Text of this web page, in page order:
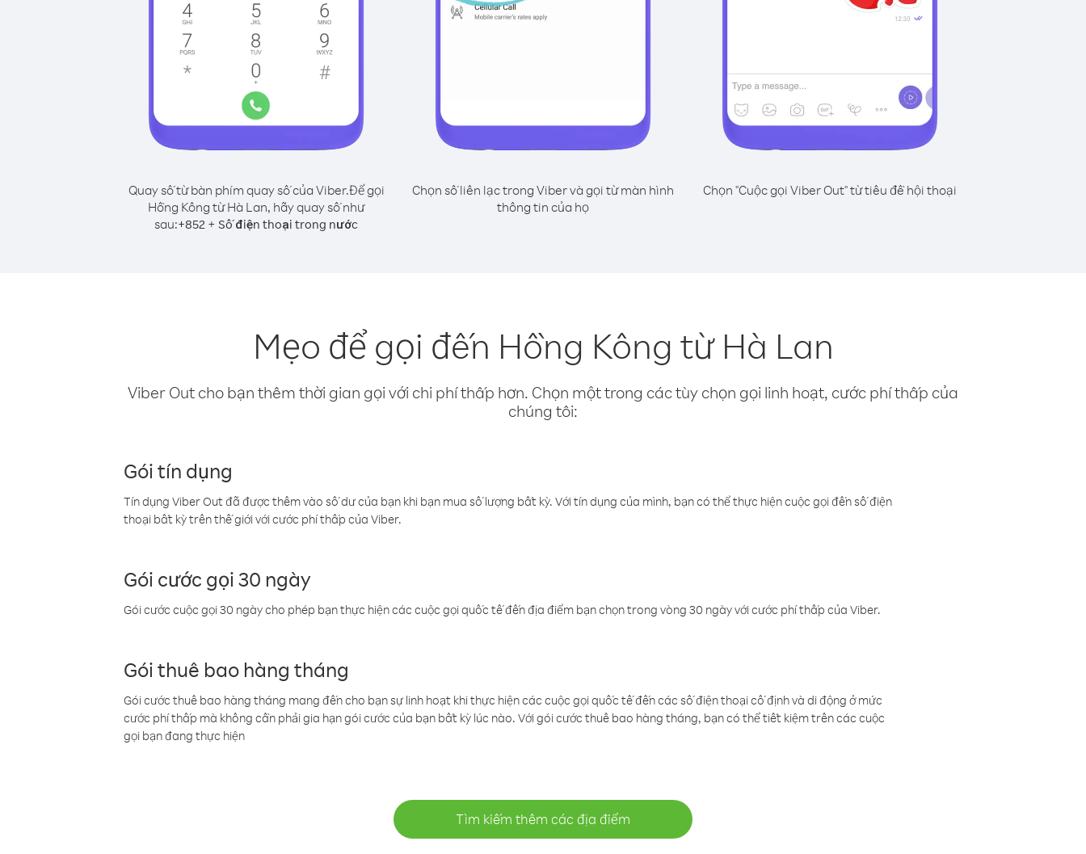
Quay số từ bàn phím quay số của Viber.Để gọi
Hồng Kông từ Hà Lan, hãy quay số như
sau:+852 + Số điện thoại trong nước
Chọn số liên lạc trong Viber và gọi từ màn hình
thông tin của họ
Chọn "Cuộc gọi Viber Out" từ tiêu đề hội thoại
Mẹo để gọi đến Hồng Kông từ Hà Lan
Viber Out cho bạn thêm thời gian gọi với chi phí thấp hơn. Chọn một trong các tùy chọn gọi linh hoạt, cước phí thấp của
chúng tôi:
Gói tín dụng
Tín dụng Viber Out đã được thêm vào số dư của bạn khi bạn mua số lượng bất kỳ. Với tín dụng của mình, bạn có thể thực hiện cuộc gọi đến số điện
thoại bất kỳ trên thế giới với cước phí thấp của Viber.
Gói cước gọi 30 ngày
Gói cước cuộc gọi 30 ngày cho phép bạn thực hiện các cuộc gọi quốc tế đến địa điểm bạn chọn trong vòng 30 ngày với cước phí thấp của Viber.
Gói thuê bao hàng tháng
Gói cước thuê bao hàng tháng mang đến cho bạn sự linh hoạt khi thực hiện các cuộc gọi quốc tế đến các số điện thoại cố định và di động ở mức
cước phí thấp mà không cần phải gia hạn gói cước của bạn bất kỳ lúc nào. Với gói cước thuê bao hàng tháng, bạn có thể tiết kiệm trên các cuộc
gọi bạn đang thực hiện
Tìm kiếm thêm các địa điểm